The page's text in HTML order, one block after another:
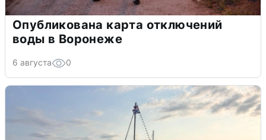
Опубликована карта отключений
воды в Воронеже
6 августа 0